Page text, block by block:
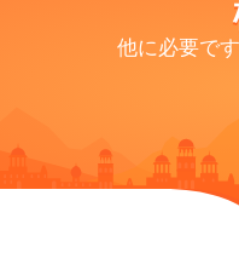
他に必要で